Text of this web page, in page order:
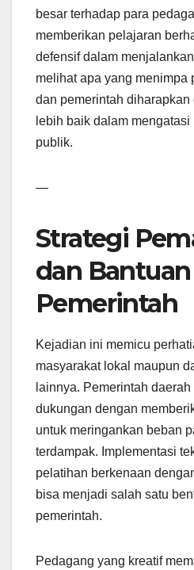
besar terhadap para
memberikan pelajaran
defensif dalam
melihat apa yang menimpa
dan pemerintah diharapkan
lebih baik dalam
publik.
—
Strategi
dan Bantuan
Pemerintah
Kejadian ini memicu
masyarakat lokal maupun
lainnya. Pemerintah
dukungan dengan
untuk meringankan beban
terdampak. Implementasi
pelatihan berkenaan
bisa menjadi salah satu
pemerintah.
Pedagang yang kreatif